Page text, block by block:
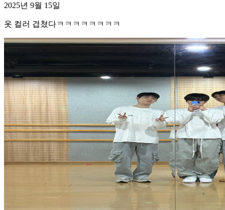
2025년 9월 15일
옷 컬러 겹쳤다ㅋㅋㅋㅋㅋㅋㅋㅋ